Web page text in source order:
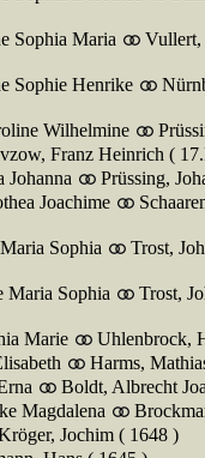
Sophia Maria
Vullert,
Sophie Henrike
Wilhelmine
Franz Heinrich (
Johanna
Prüssing,
Joachime
Sophia
Trost,
Maria Sophia
Trost,
Marie
Uhlenbrock,
Harms,
Boldt, Albrecht
Magdalena
Jochim ( 1648 )